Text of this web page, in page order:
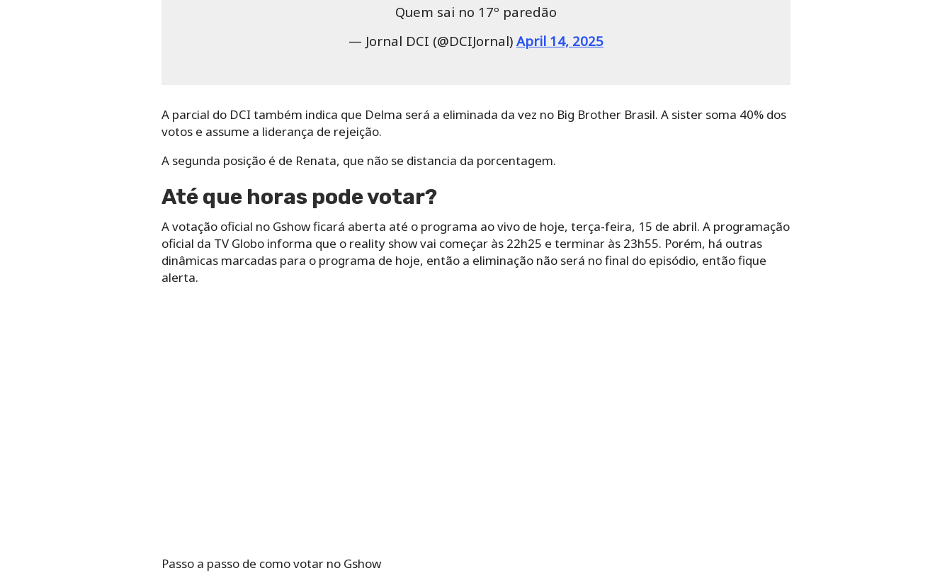
Quem sai no 17º paredão
— Jornal DCI (@DCIJornal) April 14, 2025
A parcial do DCI também indica que Delma será a eliminada da vez no Big Brother Brasil. A sister soma 40% dos
votos e assume a liderança de rejeição.
A segunda posição é de Renata, que não se distancia da porcentagem.
Até que horas pode votar?
A votação oficial no Gshow ficará aberta até o programa ao vivo de hoje, terça-feira, 15 de abril. A programação
oficial da TV Globo informa que o reality show vai começar às 22h25 e terminar às 23h55. Porém, há outras
dinâmicas marcadas para o programa de hoje, então a eliminação não será no final do episódio, então fique
alerta.
Passo a passo de como votar no Gshow